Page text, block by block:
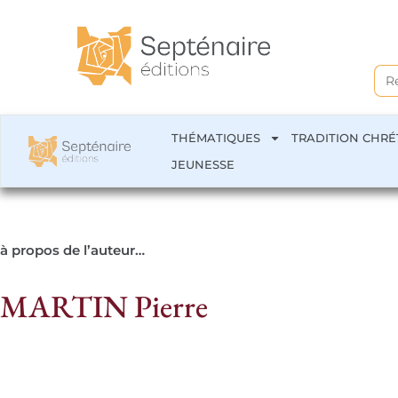
for:
THÉMATIQUES TRADITION
JEUNESSE
à propos de l’auteur…
MARTIN Pierre